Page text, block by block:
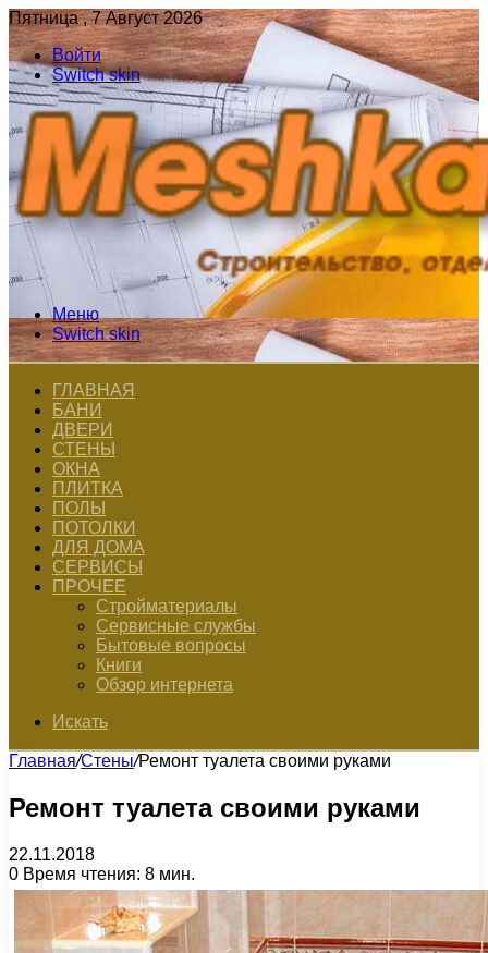
Пятница , 7 Август 2026
Войти
Switch skin
Меню
Switch skin
ГЛАВНАЯ
БАНИ
ДВЕРИ
СТЕНЫ
ОКНА
ПЛИТКА
ПОЛЫ
ПОТОЛКИ
ДЛЯ ДОМА
СЕРВИСЫ
ПРОЧЕЕ
Стройматериалы
Сервисные службы
Бытовые вопросы
Книги
Обзор интернета
Искать
Главная/Стены/Ремонт туалета своими руками
Ремонт туалета своими руками
22.11.2018
0 Время чтения: 8 мин.